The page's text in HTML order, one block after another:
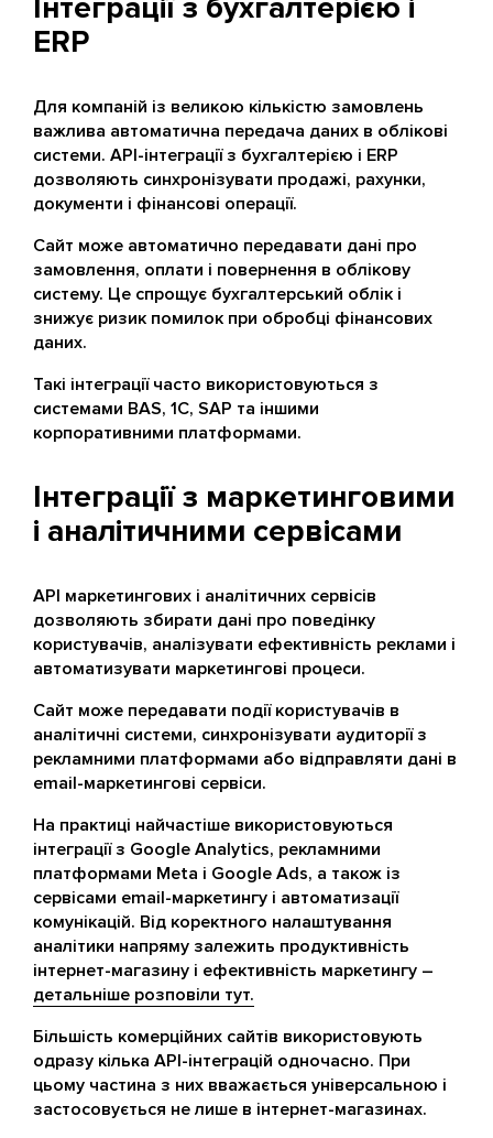
Інтеграції з бухгалтерією і
ERP
Для компаній із великою кількістю замовлень
важлива автоматична передача даних в облікові
системи. API-інтеграції з бухгалтерією і ERP
дозволяють синхронізувати продажі, рахунки,
документи і фінансові операції.
Сайт може автоматично передавати дані про
замовлення, оплати і повернення в облікову
систему. Це спрощує бухгалтерський облік і
знижує ризик помилок при обробці фінансових
даних.
Такі інтеграції часто використовуються з
системами BAS, 1С, SAP та іншими
корпоративними платформами.
Інтеграції з маркетинговими
і аналітичними сервісами
API маркетингових і аналітичних сервісів
дозволяють збирати дані про поведінку
користувачів, аналізувати ефективність реклами і
автоматизувати маркетингові процеси.
Сайт може передавати події користувачів в
аналітичні системи, синхронізувати аудиторії з
рекламними платформами або відправляти дані в
email-маркетингові сервіси.
На практиці найчастіше використовуються
інтеграції з Google Analytics, рекламними
платформами Meta і Google Ads, а також із
сервісами email-маркетингу і автоматизації
комунікацій. Від коректного налаштування
аналітики напряму залежить продуктивність
інтернет-магазину і ефективність маркетингу –
детальніше розповіли тут.
Більшість комерційних сайтів використовують
одразу кілька API-інтеграцій одночасно. При
цьому частина з них вважається універсальною і
застосовується не лише в інтернет-магазинах.